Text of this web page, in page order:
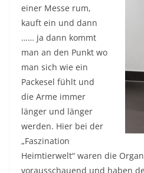
einer Messe rum,
kauft ein und dann
…… ja dann kommt
man an den Punkt wo
man sich wie ein
Packesel fühlt und
die Arme immer
länger und länger
werden. Hier bei der
„Faszination
Heimtierwelt“ waren die
vorausschauend und haben